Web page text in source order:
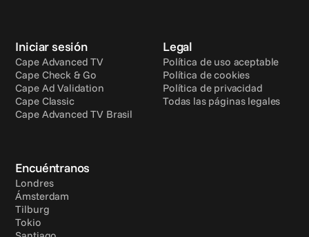
Iniciar sesión
Cape Advanced TV
Cape Check & Go
Cape Ad Validation
Cape Classic
Cape Advanced TV Brasil
Legal
Política de uso aceptable
Política de cookies
Política de privacidad
Todas las páginas legales
Encuéntranos
Londres
Ámsterdam
Tilburg
Tokio